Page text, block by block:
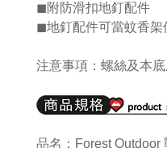
◼附防滑扣地釘配件
◼地釘配件可當蚊香架
注意事項：螺絲及本
品名：Forest Outdoor